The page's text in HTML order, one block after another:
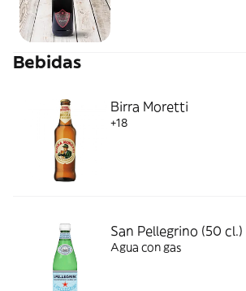
Bebidas
Birra Moretti
+18
San Pellegrino (50 cl.)
Agua con gas